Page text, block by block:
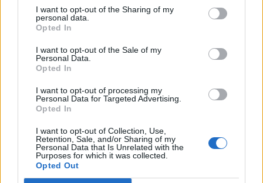
I want to opt-out of the Sharing of my
personal data.
Opted In
I want to opt-out of the Sale of my
Personal Data.
Opted In
I want to opt-out of processing my
Personal Data for Targeted Advertising.
Opted In
I want to opt-out of Collection, Use,
Retention, Sale, and/or Sharing of my
Personal Data that Is Unrelated with the
Purposes for which it was collected.
Opted Out
puzzle: